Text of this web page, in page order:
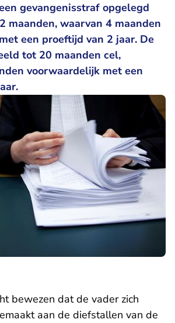
gevangenisstraf opgelegd
maanden, waarvan 4 maanden
een proeftijd van 2 jaar. De
tot 20 maanden cel,
voorwaardelijk met een
bewezen dat de vader zich
aan de diefstallen van de